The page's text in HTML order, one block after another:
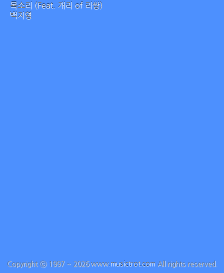
목소리 (Feat. 개리 of 리쌍)
백지영
Copyright ⓒ 1997 ~ 2026 www.musictrot.com All rights reserved.